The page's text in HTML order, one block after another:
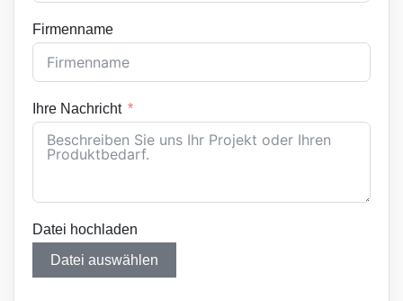
Firmenname
Ihre Nachricht
Datei hochladen
Datei auswählen